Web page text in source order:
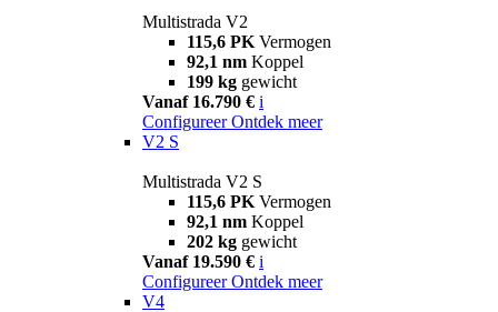
Multistrada V2
115,6 PK Vermogen
92,1 nm Koppel
199 kg gewicht
Vanaf 16.790 € i
Configureer Ontdek meer
V2 S
Multistrada V2 S
115,6 PK Vermogen
92,1 nm Koppel
202 kg gewicht
Vanaf 19.590 € i
Configureer Ontdek meer
V4